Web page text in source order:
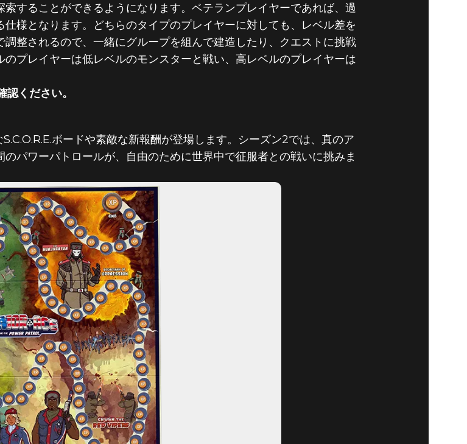
することができるようになります。ベテランプレイヤーであれば、過
様となります。どちらのタイプのプレイヤーに対しても、レベル差を
整されるので、一緒にグループを組んで建造したり、クエストに挑戦
プレイヤーは低レベルのモンスターと戦い、高レベルのプレイヤーは
認ください。
ボードや素敵な新報酬が登場します。シーズン2では、真のア
パワーパトロールが、自由のために世界中で征服者との戦いに挑みま